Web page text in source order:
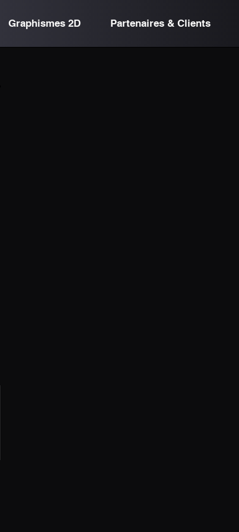
Graphismes 2D Partenaires & Clients